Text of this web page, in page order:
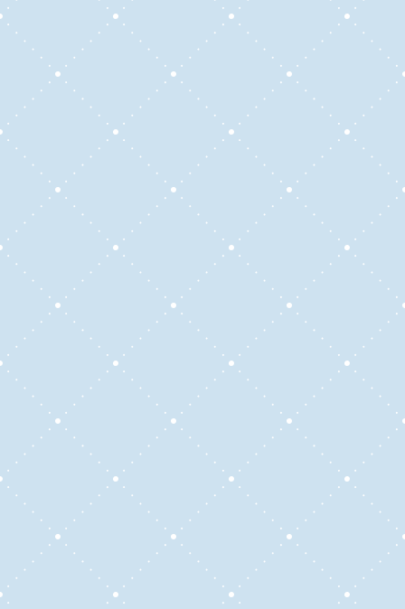
enfocamos en preparar a nuestros alumnos
para que logren fluidez y confianza en
situaciones de la vida real, adaptándonos a
sus objetivos específicos, ya sea para uso
general o para propósitos específicos (ESP)
en áreas como negocios, tecnología,
medicina, entre otros.
Flexibilidad:
Nos adaptamos a tu ritmo de